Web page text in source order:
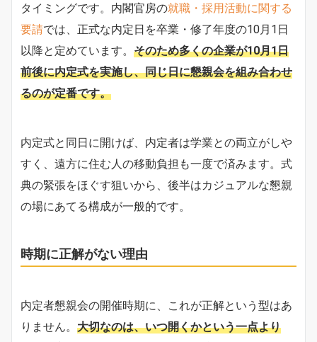
タイミングです。内閣官房の就職・採用活動に関する
要請では、正式な内定日を卒業・修了年度の10月1日
以降と定めています。 そのため多くの企業が10月1日
前後に内定式を実施し、同じ日に懇親会を組み合わせ
るのが定番です。
内定式と同日に開けば、内定者は学業との両立がしや
すく、遠方に住む人の移動負担も一度で済みます。式
典の緊張をほぐす狙いから、後半はカジュアルな懇親
の場にあてる構成が一般的です。
時期に正解がない理由
内定者懇親会の開催時期に、これが正解という型はあ
りません。 大切なのは、いつ開くかという一点より